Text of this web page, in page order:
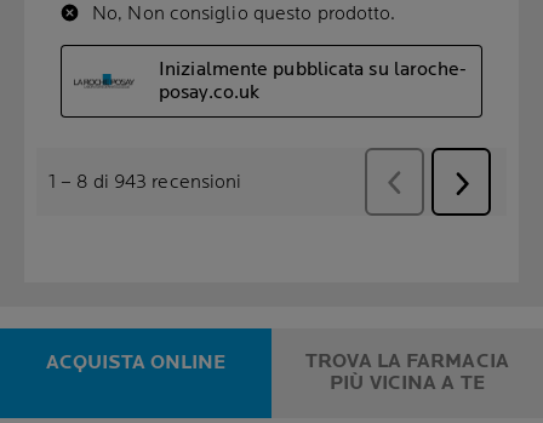
ACQUISTA ONLINE
TROVA LA FARMACIA
PIÙ VICINA A TE